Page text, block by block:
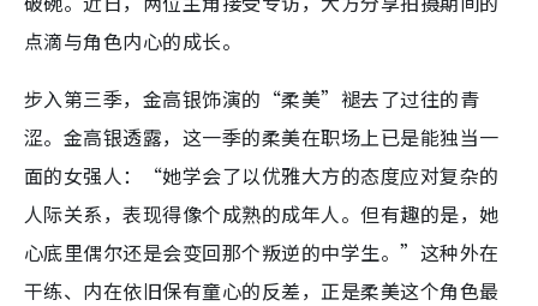
点滴与角色内心的成长。
步入第三季，金高银饰演的“柔美”褪去了过往的青
涩。金高银透露，这一季的柔美在职场上已是能独当一
面的女强人：“她学会了以优雅大方的态度应对复杂的
人际关系，表现得像个成熟的成年人。但有趣的是，她
心底里偶尔还是会变回那个叛逆的中学生。”这种外在
干练、内在依旧保有童心的反差，正是柔美这个角色最